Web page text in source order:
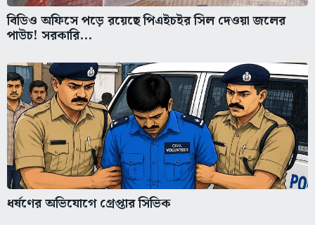
বিডিও অফিসে পড়ে রয়েছে পিএইচইর সিল দেওয়া জলের
পাউচ! সরকারি...
ধর্ষণের অভিযোগে গ্রেপ্তার সিভিক